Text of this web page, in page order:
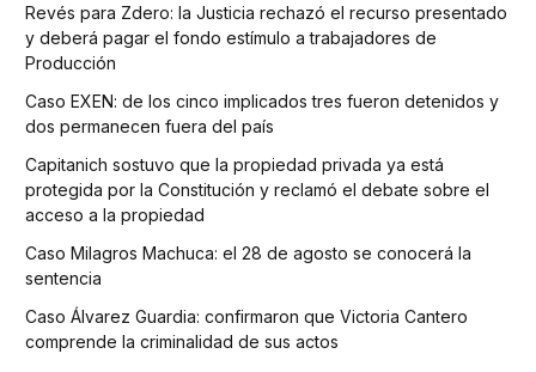
Revés para Zdero: la Justicia rechazó el recurso presentado
y deberá pagar el fondo estímulo a trabajadores de
Producción
Caso EXEN: de los cinco implicados tres fueron detenidos y
dos permanecen fuera del país
Capitanich sostuvo que la propiedad privada ya está
protegida por la Constitución y reclamó el debate sobre el
acceso a la propiedad
Caso Milagros Machuca: el 28 de agosto se conocerá la
sentencia
Caso Álvarez Guardia: confirmaron que Victoria Cantero
comprende la criminalidad de sus actos